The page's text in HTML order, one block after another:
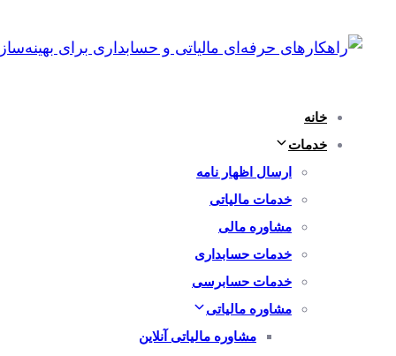
خانه
خدمات
ارسال اظهار نامه
خدمات مالیاتی
مشاوره مالی
خدمات حسابداری
خدمات حسابرسی
مشاوره مالیاتی
مشاوره مالیاتی آنلاین